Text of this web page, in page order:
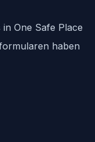
One Safe Place
haben